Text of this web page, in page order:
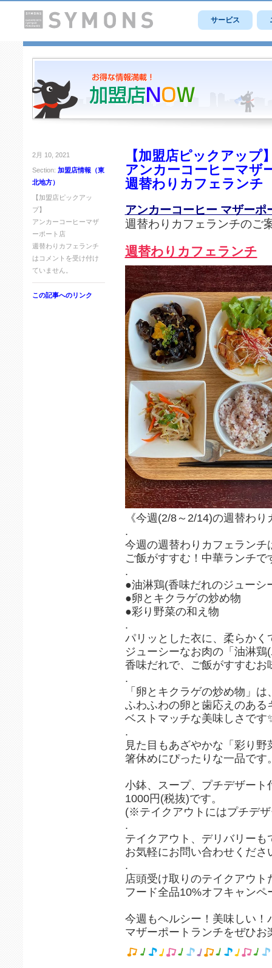
サービス
2月 10, 2021
Section: 加盟店情報（東
北地方）
【加盟店ピックアッ
プ】
アンカーコーヒーマザ
ーポート店
週替わりカフェランチ
は コメントを受け付け
ていません。
この記事へのリンク
【加盟店ピックアップ
アンカーコーヒーマザ
週替わりカフェランチ
アンカーコーヒー マザーポ
週替わりカフェランチのご
週替わりカフェランチ
《今週(2/8～2/14)の週替わ
.
今週の週替わりカフェランチ
ご飯がすすむ！中華ランチで
.
●油淋鶏(香味だれのジューシ
●卵とキクラゲの炒め物
●彩り野菜の和え物
.
パリッとした衣に、柔らかく
ジューシーなお肉の「油淋鶏
香味だれで、ご飯がすすむお
.
「卵とキクラゲの炒め物」
ふわふわの卵と歯応えのある
ベストマッチな美味しさです
.
見た目もあざやかな「彩り野
箸休めにぴったりな一品です
小鉢、スープ、プチデザート
1000円(税抜)です。
(※テイクアウトにはプチデ
.
テイクアウト、デリバリーも
お気軽にお問い合わせくださ
.
店頭受け取りのテイクアウト
フード全品10%オフキャンペ
今週もヘルシー！美味しい！
マザーポートランチをぜひお